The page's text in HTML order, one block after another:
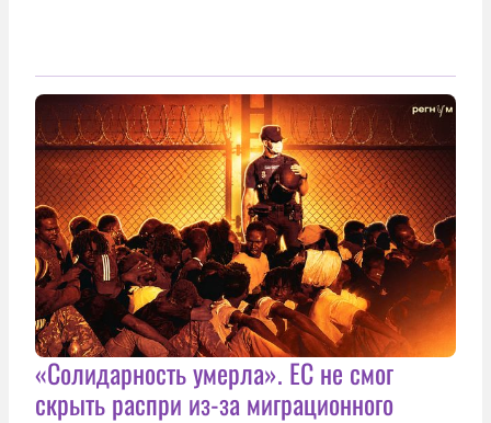
«Солидарность умерла». ЕС не смог
скрыть распри из-за миграционного